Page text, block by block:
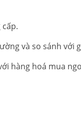
và so sánh với
hàng hoá mua